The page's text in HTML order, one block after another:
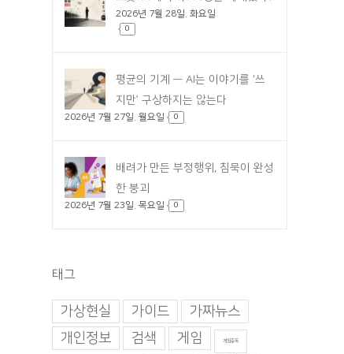
2026년 7월 28일. 화요일
0
평균의 기계 — AI는 이야기를 ‘쓰
지만’ 구상하지는 않는다
2026년 7월 27일. 월요일 0
배려가 만든 부정행위, 침묵이 완성
한 붕괴
2026년 7월 23일. 목요일 0
태그
가상현실 가이드
가짜뉴스
개인정보
검색 게임 게임중독